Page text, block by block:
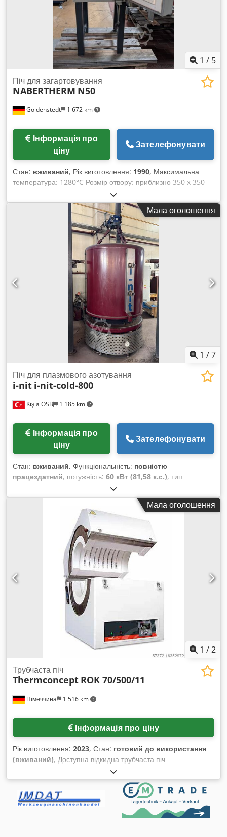
1 / 5
Goldenstedt 1 672 km
Піч для загартовування
NABERTHERM N50
ціну
Зателефонувати
Стан: вживаний, Рік виготовлення: 1990, Максимальна
температура: 1280°C Розмір отвору: приблизно 350 x 350
мм Глибина камери: близько 400 мм Потужність нагріву: 3,3
кВт Загальні розміри: 830 x 700 x 600 мм Вага машини:
близько 120 кг Chjdpozcq Dkjfx Aatja Управління: "Program
Controller S8" У цій печі випалювалась виключно кераміка.
Піч має дуже низьке споживання електроенергії. Підставка у
вартість не входить.
Мала оголошення
1 /7
Kışla OSB 1 185 km
Піч для плазмового азотування
i-nit i-nit-cold-800
ціну
Зателефонувати
Стан: вживаний, Функціональність: повністю
працездатний, потужність: 60 кВт (81,58 к.с.), тип
, експлуатаційна маса:
максимальна вага навантаження:500 кг, Рік виготовлення:
400 h, номер машини/транспортного
2020-2704-0001
, Піч для плазмового азотування з
вакуумним керуванням Cedpfx Ajxz Diveatsha
Мала оголошення
1 /2
Німеччина 1 516 km
Трубчаста піч
Thermconcept ROK 70/500/11
Інформація про ціну
Рік виготовлення: 2023, Стан: готовий до використання
(вживаний), Доступна відкидна трубчаста піч
Thermconcept. Максимальна температура: 1100°C,
довжина зони нагріву: 500 мм, постійна зона: 160 мм,
рекомендований діаметр/довжина труби: 70 мм/750 мм,
потужність: 3 кВт, габарити (Д/Ш/В): 650 мм/500 мм/510 мм.
Документація наявна. Cjdpfx Aastxb Apsteha